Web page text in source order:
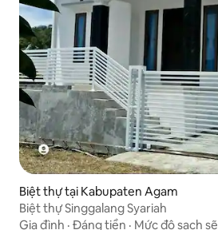
Biệt thự tại Kabupaten Agam
Biệt thự Singgalang Syariah
Gia đình · Đáng tiền · Mức độ sạch sẽ